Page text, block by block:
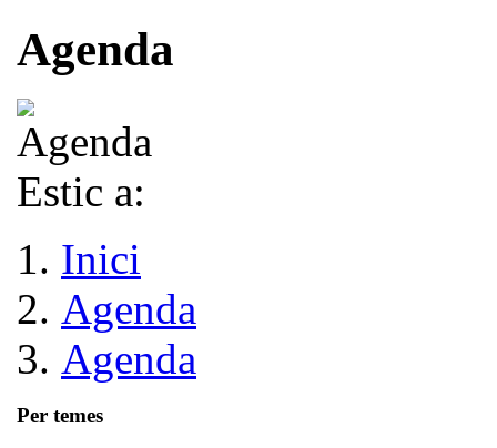
Agenda
Estic a:
Inici
Agenda
Agenda
Per temes